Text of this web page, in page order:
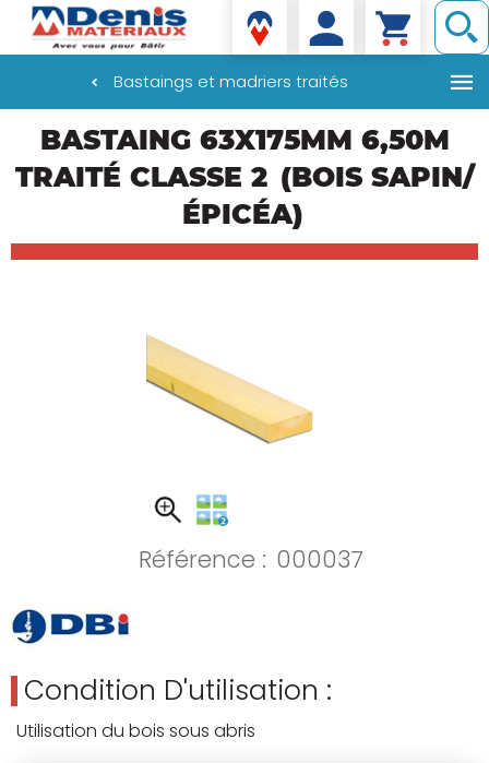
principal
Denis matériaux
Bastaings et madriers traités
BASTAING 63X175MM 6,50M
TRAITÉ CLASSE 2 (BOIS SAPIN/
ÉPICÉA)
Référence : 000037
Condition D'utilisation :
Utilisation du bois sous abris